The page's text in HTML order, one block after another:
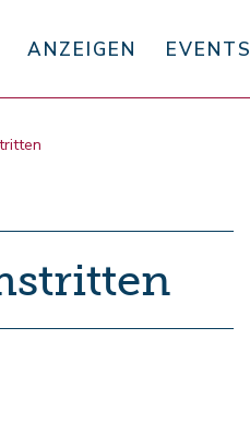
ANZEIGEN EVENTS